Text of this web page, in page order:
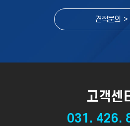
견적문의 >
고객센
031. 426.